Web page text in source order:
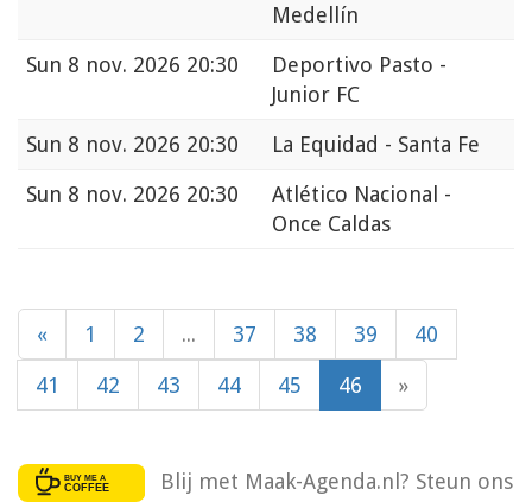
Medellín
Sun 8 nov. 2026 20:30
Deportivo Pasto -
Junior FC
Sun 8 nov. 2026 20:30
La Equidad - Santa Fe
Sun 8 nov. 2026 20:30
Atlético Nacional -
Once Caldas
« 1 2 ... 37 38 39 40
41 42 43 44 45 46 »
Blij met Maak-Agenda.nl? Steun ons